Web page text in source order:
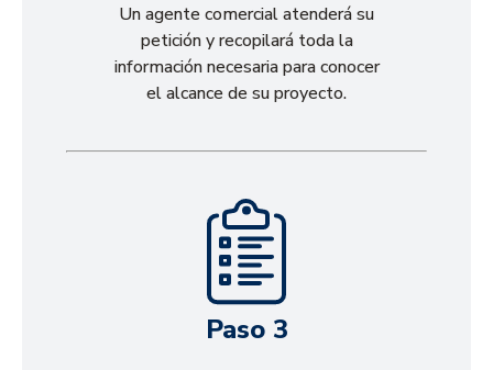
Un agente comercial atenderá su
petición y recopilará toda la
información necesaria para conocer
el alcance de su proyecto.
Paso 3